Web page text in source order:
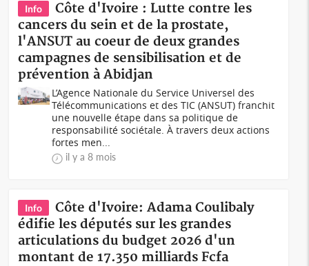
Info
Côte d'Ivoire : Lutte contre les
cancers du sein et de la prostate,
l'ANSUT au coeur de deux grandes
campagnes de sensibilisation et de
prévention à Abidjan
L’Agence Nationale du Service Universel des
Télécommunications et des TIC (ANSUT) franchit
une nouvelle étape dans sa politique de
responsabilité sociétale. À travers deux actions
fortes men...
il y a 8 mois
Info
Côte d'Ivoire: Adama Coulibaly
édifie les députés sur les grandes
articulations du budget 2026 d'un
montant de 17.350 milliards Fcfa